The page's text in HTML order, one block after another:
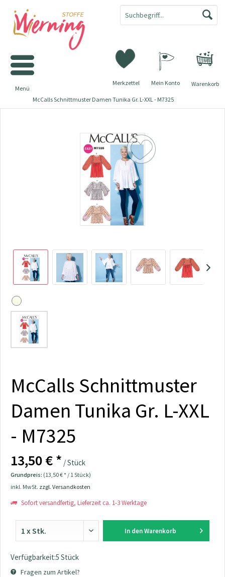
Warenkorb
Merkzettel Mein Konto
Menü
McCalls Schnittmuster Damen Tunika Gr. L-XXL - M7325
McCalls Schnittmuster
Damen Tunika Gr. L-XXL
- M7325
13,50 € * / Stück
Grundpreis: (13,50 € * / 1 Stück)
inkl. MwSt. zzgl. Versandkosten
Sofort versandfertig, Lieferzeit ca. 1-3 Werktage
In den Warenkorb
Verfügbarkeit:5 Stück
Fragen zum Artikel?